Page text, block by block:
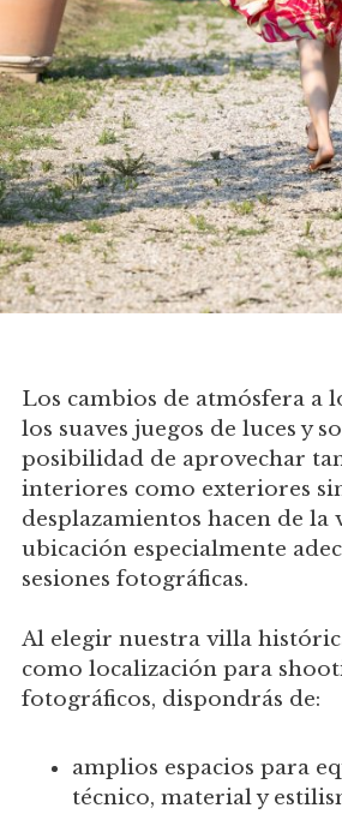
Los cambios de atmósfera a
los suaves juegos de luces y
posibilidad de aprovechar
interiores como exteriores
desplazamientos hacen de la
ubicación especialmente
sesiones fotográficas.
Al elegir nuestra villa
como localización para
fotográficos, dispondrás de:
amplios espacios para
técnico, material y